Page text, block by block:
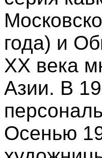
года) и
XX века
Азии. В
Осенью